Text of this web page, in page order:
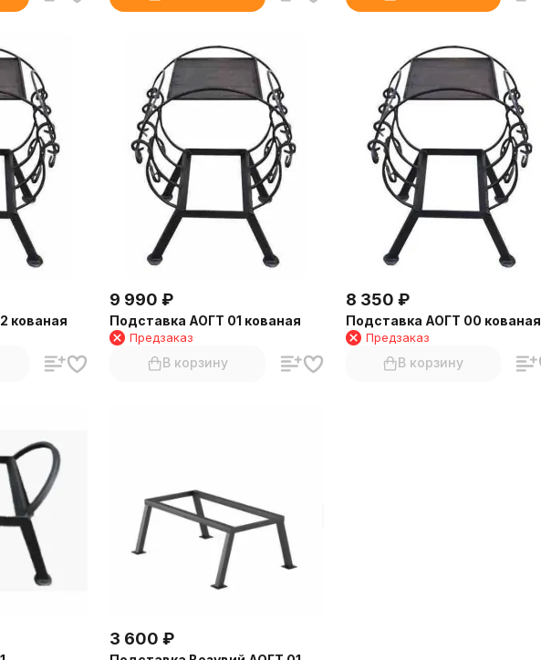
кованая
9 990 ₽
Подставка АОГТ 01 кованая
Предзаказ
В корзину
8 350 ₽
Подставка АОГТ 00 кованая
Предзаказ
В корзину
3 600 ₽